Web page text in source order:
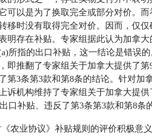
可以是为了换取完全或部分对价。
移时没有取得完全对价。因而，仅
明存在补贴。专家组据此认为加拿
所指的出口补贴，这一结论是错误
即推翻了专家组关于加拿大提供了第
第3条第3款和第8条的结论。针对加
诉机构维持了专家组关于加拿大提
口补贴、违反了第3条第3款和第8条
农业协议》补贴规则的评价积极意